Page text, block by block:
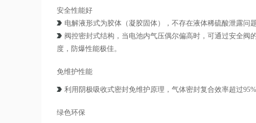
安全性能好
电解液形式为胶体（凝胶固体），不存在液体稀硫酸泄露问
阀控密封式结构，当电池内气压偶尔偏高时，可通过安全
度，防爆性能极佳。
免维护性能
利用阴极吸收式密封免维护原理，气体密封复合效率超过
绿色环保